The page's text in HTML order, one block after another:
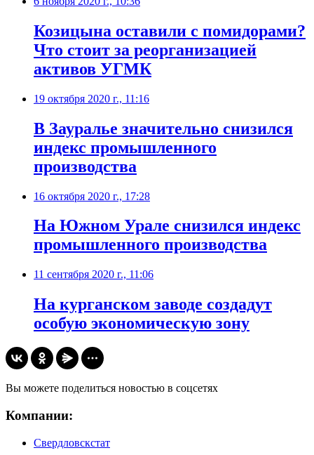
Козицына оставили с помидорами?
Что стоит за реорганизацией
активов УГМК
19 октября 2020 г., 11:16
В Зауралье значительно снизился
индекс промышленного
производства
16 октября 2020 г., 17:28
​На Южном Урале снизился индекс
промышленного производства
11 сентября 2020 г., 11:06
​На курганском заводе создадут
особую экономическую зону
Вы можете поделиться новостью в соцсетях
Компании:
Свердловскстат